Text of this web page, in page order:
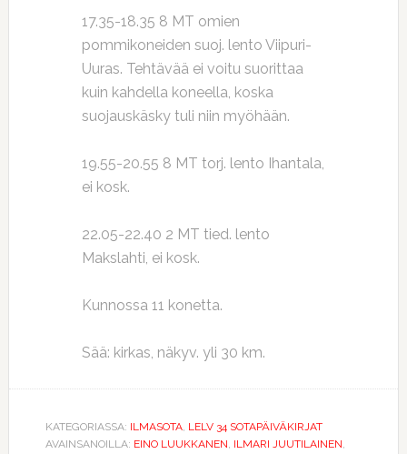
17.35-18.35 8 MT omien
pommikoneiden suoj. lento Viipuri-
Uuras. Tehtävää ei voitu suorittaa
kuin kahdella koneella, koska
suojauskäsky tuli niin myöhään.
19.55-20.55 8 MT torj. lento Ihantala,
ei kosk.
22.05-22.40 2 MT tied. lento
Makslahti, ei kosk.
Kunnossa 11 konetta.
Sää: kirkas, näkyv. yli 30 km.
KATEGORIASSA: ILMASOTA, LELV 34 SOTAPÄIVÄKIRJAT
AVAINSANOILLA: EINO LUUKKANEN, ILMARI JUUTILAINEN,